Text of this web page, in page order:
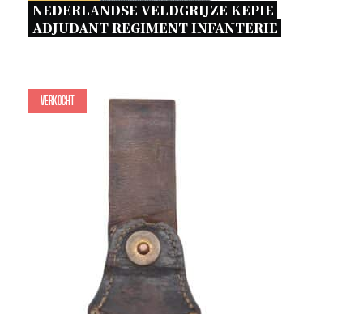
NEDERLANDSE VELDGRIJZE KEPIE
ADJUDANT REGIMENT INFANTERIE
Verkocht